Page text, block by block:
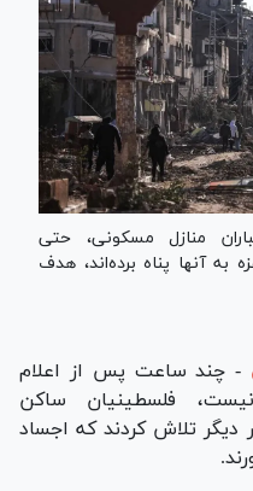
منازل مسکونی، حتی
به آنها پناه برده‌اند، هدف
- چند ساعت پس از اعلام
فلسطینیان ساکن
دیگر تلاش کردند که اجساد